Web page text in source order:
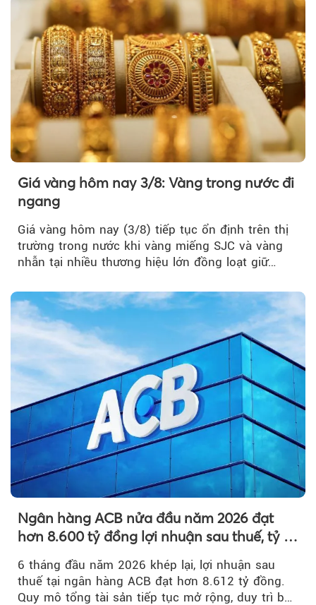
Giá vàng hôm nay 3/8: Vàng trong nước đi
ngang
Giá vàng hôm nay (3/8) tiếp tục ổn định trên thị
trường trong nước khi vàng miếng SJC và vàng
nhẫn tại nhiều thương hiệu lớn đồng loạt giữ
Ngân hàng ACB nửa đầu năm 2026 đạt
hơn 8.600 tỷ đồng lợi nhuận sau thuế, tỷ lệ
6 tháng đầu năm 2026 khép lại, lợi nhuận sau
thuế tại ngân hàng ACB đạt hơn 8.612 tỷ đồng.
Quy mô tổng tài sản tiếp tục mở rộng, duy trì bộ